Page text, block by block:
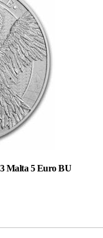
Malta 5 Euro BU